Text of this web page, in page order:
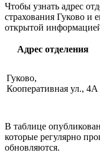
Чтобы узнать адрес
страхования Гуково и
открытой
Адрес отделения
Гуково,
Кооперативная ул., 4А
В таблице
которые регулярно
обновляются.